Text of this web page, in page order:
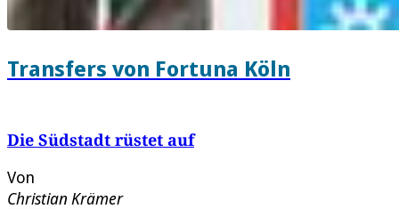
Transfers von Fortuna Köln
Die Südstadt rüstet auf
Von
Christian Krämer